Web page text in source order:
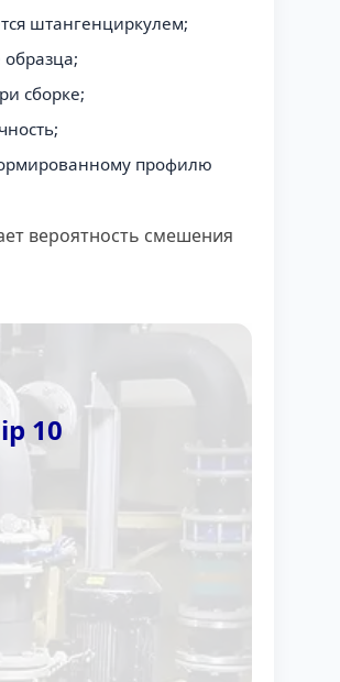
штангенциркулем;
сборке;
профилю
вероятность смешения
10